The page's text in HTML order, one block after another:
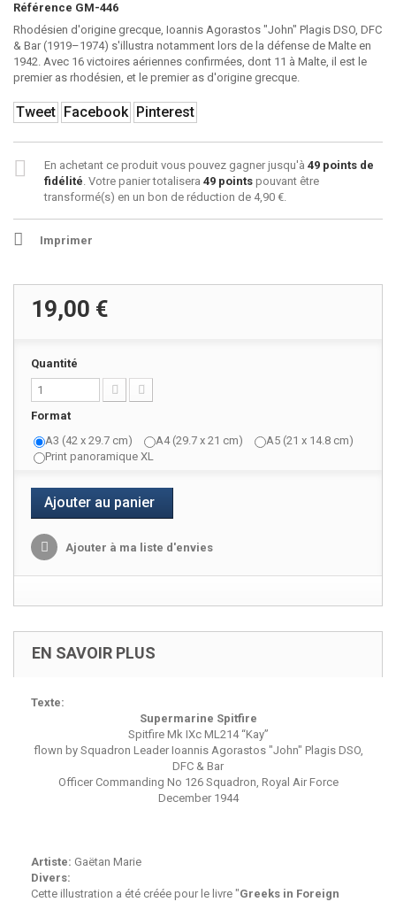
Référence GM-446
Rhodésien d'origine grecque, Ioannis Agorastos "John" Plagis DSO, DFC
& Bar (1919–1974) s'illustra notamment lors de la défense de Malte en
1942. Avec 16 victoires aériennes confirmées, dont 11 à Malte, il est le
premier as rhodésien, et le premier as d'origine grecque.
Tweet Facebook Pinterest
En achetant ce produit vous pouvez gagner jusqu'à 49 points de
fidélité. Votre panier totalisera 49 points pouvant être
transformé(s) en un bon de réduction de 4,90 €.
Imprimer
19,00 €
Quantité
Format
A3 (42 x 29.7 cm)
A4 (29.7 x 21 cm)
A5 (21 x 14.8 cm)
Print panoramique XL
Ajouter au panier
Ajouter à ma liste d'envies
EN SAVOIR PLUS
Texte:
Supermarine Spitfire
Spitfire Mk IXc ML214 “Kay”
flown by Squadron Leader Ioannis Agorastos "John" Plagis DSO,
DFC & Bar
Officer Commanding No 126 Squadron, Royal Air Force
December 1944
Artiste: Gaëtan Marie
Divers:
Cette illustration a été créée pour le livre "Greeks in Foreign